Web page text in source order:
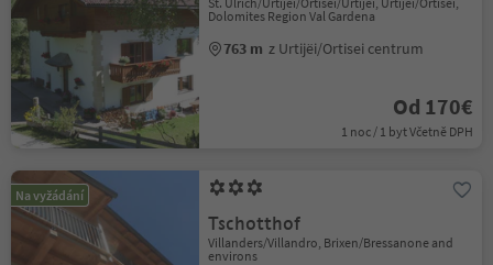
Dolomites Region Val Gardena
763 m z Urtijëi/Ortisei centrum
Od 170€
1 noc / 1 byt Včetně DPH
Na vyžádání
Tschotthof
Villanders/Villandro, Brixen/Bressanone and
environs